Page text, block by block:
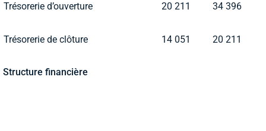
Trésorerie d’ouverture 20 211 34 396
Trésorerie de clôture 14 051 20 211
Structure financière